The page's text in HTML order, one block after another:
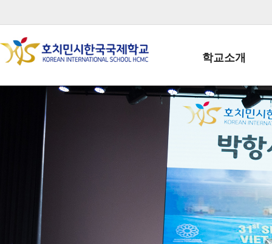
학교소개
학교장인사말
학생회장인사말
학교상징
학교 CI
교직원현황
학생현황
위치/전화